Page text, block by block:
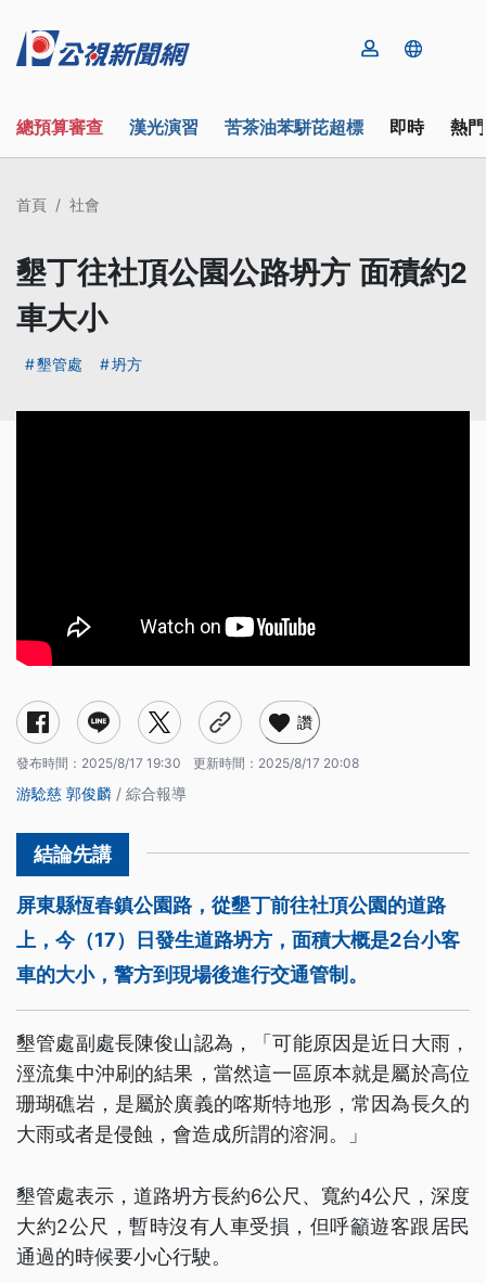
總預算審查 漢光演習 苦茶油苯駢芘超標 即時 熱
首頁 社會
墾丁往社頂公園公路坍方 面積約2
車大小
墾管處 坍方
讚
發布時間： 2025/8/17 19:30 更新時間： 2025/8/17 20:08
游騐慈 郭俊麟 / 綜合報導
屏東縣恆春鎮公園路，從墾丁前往社頂公園的道路
上，今（17）日發生道路坍方，面積大概是2台小客
車的大小，警方到現場後進行交通管制。
墾管處副處長陳俊山認為，「可能原因是近日大雨，
涇流集中沖刷的結果，當然這一區原本就是屬於高位
珊瑚礁岩，是屬於廣義的喀斯特地形，常因為長久的
大雨或者是侵蝕，會造成所謂的溶洞。」
墾管處表示，道路坍方長約6公尺、寬約4公尺，深度
大約2公尺，暫時沒有人車受損，但呼籲遊客跟居民
通過的時候要小心行駛。